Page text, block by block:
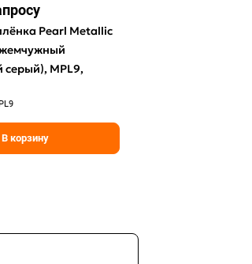
росу
Pearl Metallic
серый), MPL9,
В корзину